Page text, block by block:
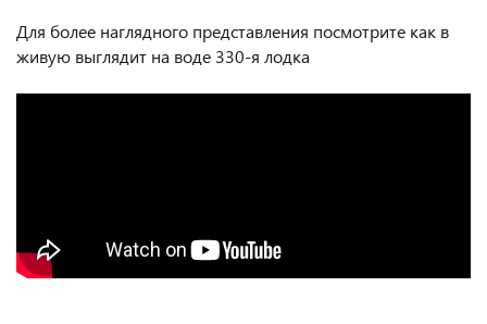
Для более наглядного представления посмотрите как в
живую выглядит на воде 330-я лодка